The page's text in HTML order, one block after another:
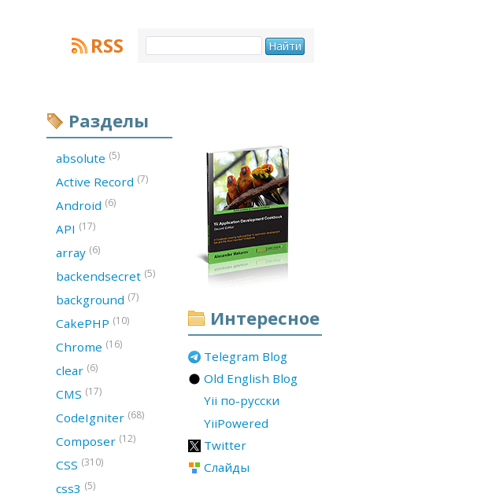
RSS
Интересное
Telegram Blog
Old English Blog
Yii по-русски
YiiPowered
Twitter
Слайды
Разделы
absolute (5)
Active Record (7)
Android (6)
API (17)
array (6)
backendsecret (5)
background (7)
CakePHP (10)
Chrome (16)
clear (6)
CMS (17)
CodeIgniter (68)
Composer (12)
CSS (310)
css3 (5)